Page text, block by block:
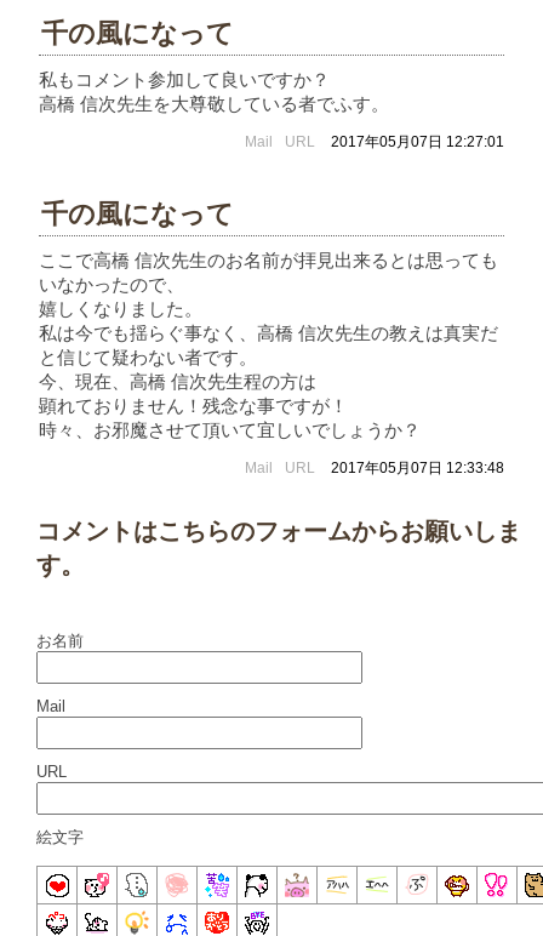
千の風になって
私もコメント参加して良いですか？
高橋 信次先生を大尊敬している者でふす。
Mail URL 2017年05月07日 12:27:01
千の風になって
ここで高橋 信次先生のお名前が拝見出来るとは思っても
いなかったので、
嬉しくなりました。
私は今でも揺らぐ事なく、高橋 信次先生の教えは真実だ
と信じて疑わない者です。
今、現在、高橋 信次先生程の方は
顕れておりません！残念な事ですが！
時々、お邪魔させて頂いて宜しいでしょうか？
Mail URL 2017年05月07日 12:33:48
コメントはこちらのフォームからお願いしま
す。
お名前
Mail
URL
絵文字